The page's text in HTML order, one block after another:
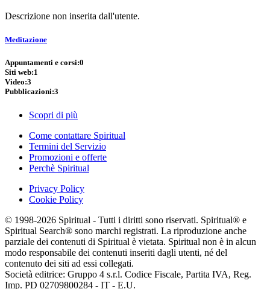
Descrizione non inserita dall'utente.
Meditazione
Appuntamenti e corsi:0
Siti web:1
Video:3
Pubblicazioni:3
Scopri di più
Come contattare Spiritual
Termini del Servizio
Promozioni e offerte
Perchè Spiritual
Privacy Policy
Cookie Policy
© 1998-2026 Spiritual - Tutti i diritti sono riservati. Spiritual® e
Spiritual Search® sono marchi registrati. La riproduzione anche
parziale dei contenuti di Spiritual è vietata. Spiritual non è in alcun
modo responsabile dei contenuti inseriti dagli utenti, né del
contenuto dei siti ad essi collegati.
Società editrice: Gruppo 4 s.r.l. Codice Fiscale, Partita IVA, Reg.
Imp. PD 02709800284 - IT - E.U.